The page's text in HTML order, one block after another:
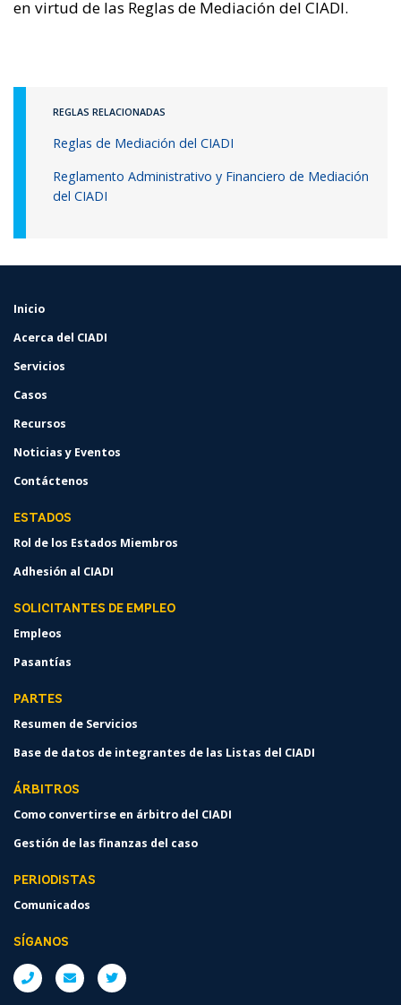
en virtud de las Reglas de Mediación del CIADI.
REGLAS RELACIONADAS
Reglas de Mediación del CIADI
Reglamento Administrativo y Financiero de Mediación
del CIADI
FOOTER
Inicio
Acerca del CIADI
Servicios
Casos
Recursos
Noticias y Eventos
Contáctenos
ESTADOS
Rol de los Estados Miembros
Adhesión al CIADI
SOLICITANTES DE EMPLEO
Empleos
Pasantías
PARTES
Resumen de Servicios
Base de datos de integrantes de las Listas del CIADI
ÁRBITROS
Como convertirse en árbitro del CIADI
Gestión de las finanzas del caso
PERIODISTAS
Comunicados
SÍGANOS